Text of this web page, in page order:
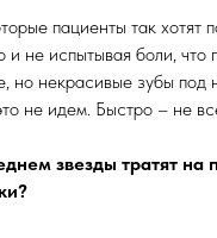
пациенты так хотят
не испытывая боли, что
но некрасивые зубы под
не идем. Быстро – не
звезды тратят на